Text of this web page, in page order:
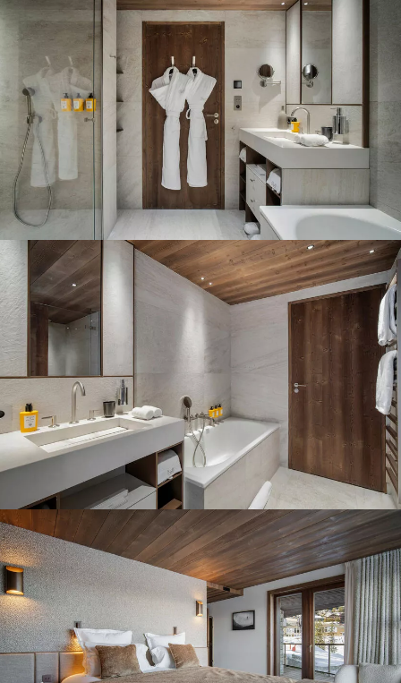
Panorama 2026
Etude annuelle de l'immobilier de montagne par Cimalpes
En savoir plus
Où trouver les plus beaux spots de ski hors-piste dans les Alpes
françaises ?
Vous attendez les chutes de neige comme d'autres guettent le lever
du soleil ? Vous snobez les pistes damées pour leur préférer les
grands espaces vierges de traces ? Vous faites sans doute partie de
ces adeptes du ski hors-piste. Découvrez notre sélection de secteurs
mythiques où la poudreuse se mérite - et se savoure.